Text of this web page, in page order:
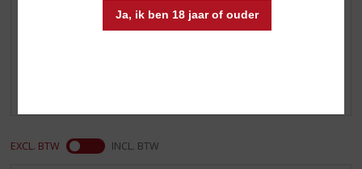
Ja, ik ben 18 jaar of ouder
Reviews
EXCL. BTW INCL. BTW